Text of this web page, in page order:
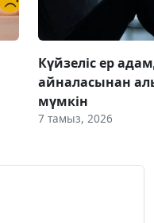
Күйзеліс ер
айналасынан
мүмкін
7 тамыз, 2026